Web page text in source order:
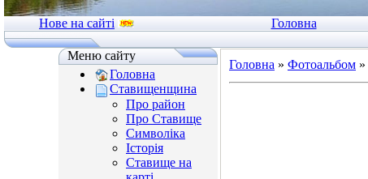
Нове на сайті Головна
Меню сайту
Головна
Ставищенщина
Про район
Про Ставище
Символіка
Історія
Ставище на
Головна » Фотоальбом »